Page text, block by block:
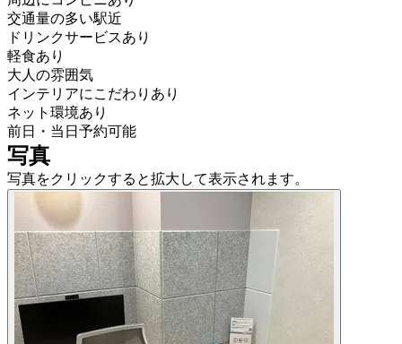
交通量の多い駅近
ドリンクサービスあり
軽食あり
大人の雰囲気
インテリアにこだわりあり
ネット環境あり
前日・当日予約可能
写真
写真をクリックすると拡大して表示されます。